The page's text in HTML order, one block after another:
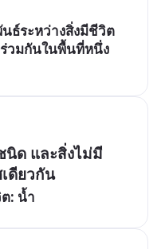
ธ์ระหว่างสิ่งมีชีวิต
วมกันในพื้นที่หนึ่ง
นิด และสิ่งไม่มี
ดียวกัน
: น้ำ